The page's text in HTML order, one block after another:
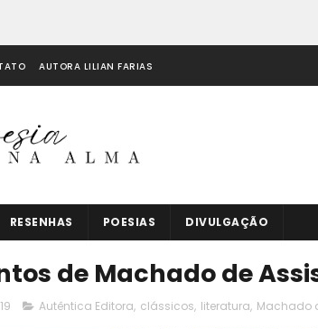
AUTORA LILIAN FARIAS
RESENHAS POESIAS DIVULGAÇÃO
de Machado de
Autêntica Editora, clássicos, literatura, Machado